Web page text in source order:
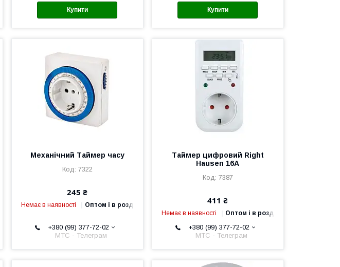
Купити Купити
Механічний Таймер часу
7322
245 ₴
Немає в наявності Оптом і в роздріб
+380 (99) 377-72-02
МТС - Телеграм
Таймер цифровий Right
Hausen 16A
7387
411 ₴
Немає в наявності Оптом і в роздріб
+380 (99) 377-72-02
МТС - Телеграм